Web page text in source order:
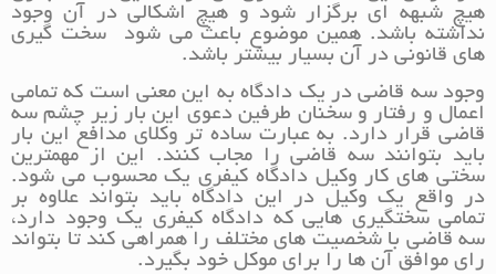
هیچ شبهه ای برگزار شود و هیچ اشکالی در آن وجود
نداشته باشد. همین موضوع باعث می شود سخت گیری
های قانونی در آن بسیار بیشتر باشد.
وجود سه قاضی در یک دادگاه به این معنی است که تمامی
اعمال و رفتار و سخنان طرفین دعوی این بار زیر چشم سه
قاضی قرار دارد. به عبارت ساده تر وکلای مدافع این بار
باید بتوانند سه قاضی را مجاب کنند. این از مهمترین
سختی های کار وکیل دادگاه کیفری یک محسوب می شود.
در واقع یک وکیل در این دادگاه باید بتواند علاوه بر
تمامی سختگیری هایی که دادگاه کیفری یک وجود دارد،
سه قاضی با شخصیت های مختلف را همراهی کند تا بتواند
رای موافق آن ها را برای موکل خود بگیرد.